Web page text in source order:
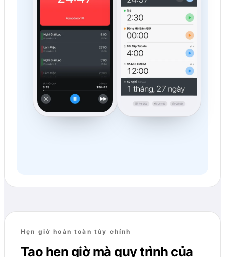
Hẹn giờ hoàn toàn tùy chỉnh
Tạo hẹn giờ mà quy trình của